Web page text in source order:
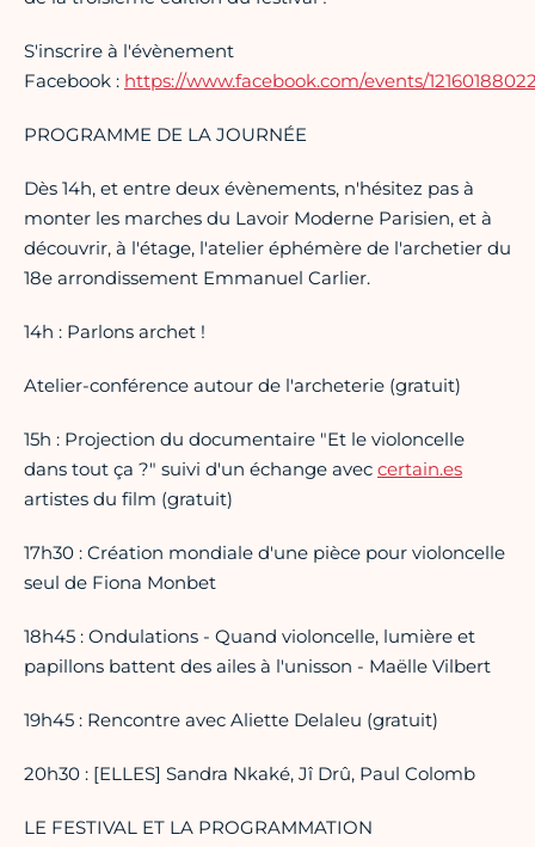
S'inscrire à l'évènement
Facebook : https://www.facebook.com/events/
PROGRAMME DE LA JOURNÉE
Dès 14h, et entre deux évènements, n'hésitez pas à
monter les marches du Lavoir Moderne Parisien, et à
découvrir, à l'étage, l'atelier éphémère de l'archetier du
18e arrondissement Emmanuel Carlier.
14h : Parlons archet !
Atelier-conférence autour de l'archeterie (gratuit)
15h : Projection du documentaire "Et le violoncelle
dans tout ça ?" suivi d'un échange avec certain.es
artistes du film (gratuit)
17h30 : Création mondiale d'une pièce pour violoncelle
seul de Fiona Monbet
18h45 : Ondulations - Quand violoncelle, lumière et
papillons battent des ailes à l'unisson - Maëlle Vilbert
19h45 : Rencontre avec Aliette Delaleu (gratuit)
20h30 : [ELLES] Sandra Nkaké, Jî Drû, Paul Colomb
LE FESTIVAL ET LA PROGRAMMATION